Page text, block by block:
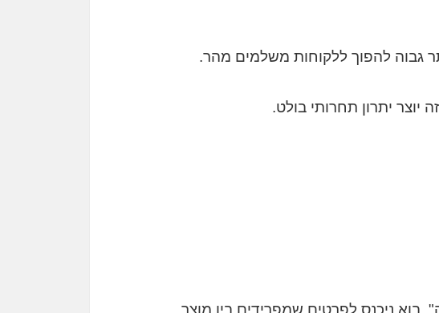
גבוה להפוך ללקוחות משלמים מהר.
יוצר יתרון תחרותי בולט.
בוא ניכנס לפרטים שמפרידים בין מוצר